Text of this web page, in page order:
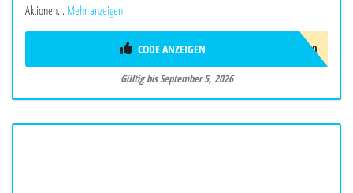
Aktionen... Mehr anzeigen
AF30
CODE ANZEIGEN
Gültig bis September 5, 2026